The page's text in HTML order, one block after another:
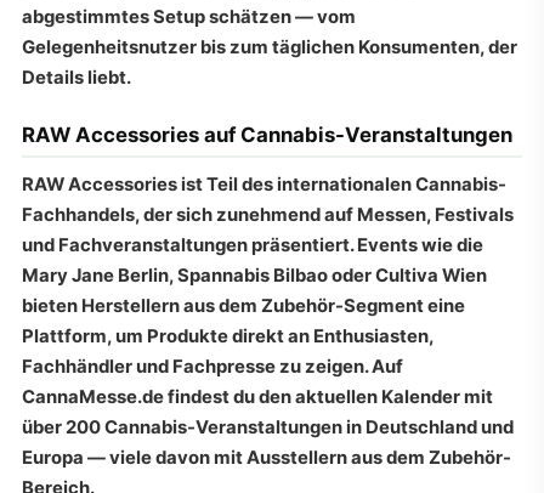
abgestimmtes Setup schätzen — vom
Gelegenheitsnutzer bis zum täglichen Konsumenten, der
Details liebt.
RAW Accessories auf Cannabis-Veranstaltungen
RAW Accessories ist Teil des internationalen Cannabis-
Fachhandels, der sich zunehmend auf Messen, Festivals
und Fachveranstaltungen präsentiert. Events wie die
Mary Jane Berlin, Spannabis Bilbao oder Cultiva Wien
bieten Herstellern aus dem Zubehör-Segment eine
Plattform, um Produkte direkt an Enthusiasten,
Fachhändler und Fachpresse zu zeigen. Auf
CannaMesse.de findest du den aktuellen Kalender mit
über 200 Cannabis-Veranstaltungen in Deutschland und
Europa — viele davon mit Ausstellern aus dem Zubehör-
Bereich.